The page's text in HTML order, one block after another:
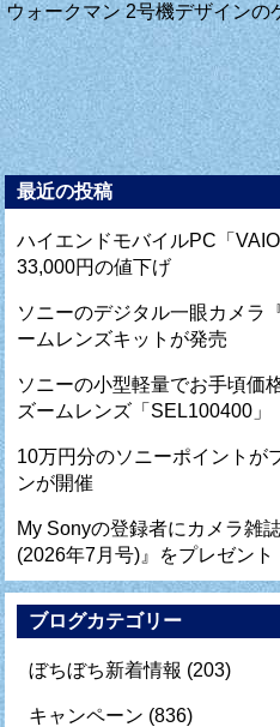
ウォークマン 2号機デザインの
最近の投稿
ハイエンドモバイルPC「
33,000円の値下げ
ソニーのデジタル一眼カメラ
ームレンズキットが発売
ソニーの小型軽量でお手頃価
ズームレンズ「SEL100400」
10万円分のソニーポイントが
ンが開催
My Sonyの登録者にカメラ雑
(2026年7月号)』をプレゼント
ブログカテゴリー
ぼちぼち新着情報 (203)
キャンペーン (836)